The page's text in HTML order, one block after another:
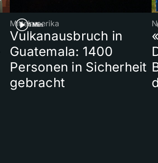
1 Min
Mittelamerika
Vulkanausbruch in
Guatemala: 1400
Personen in Sicherheit
gebracht